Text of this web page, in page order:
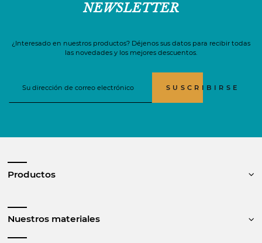
NEWSLETTER
¿Interesado en nuestros productos? Déjenos sus datos para recibir todas
las novedades y los mejores descuentos.
SUSCRIBIRSE
Productos
Nuestros materiales